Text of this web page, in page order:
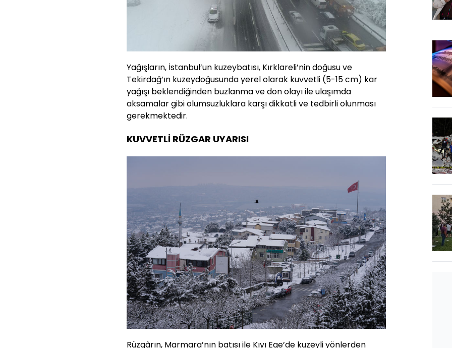
Yağışların, İstanbul’un kuzeybatısı, Kırklareli’nin doğusu ve
Tekirdağ’ın kuzeydoğusunda yerel olarak kuvvetli (5-15 cm) kar
yağışı beklendiğinden buzlanma ve don olayı ile ulaşımda
aksamalar gibi olumsuzluklara karşı dikkatli ve tedbirli olunması
gerekmektedir.
KUVVETLİ RÜZGAR UYARISI
Rüzgârın, Marmara’nın batısı ile Kıyı Ege’de kuzeyli yönlerden